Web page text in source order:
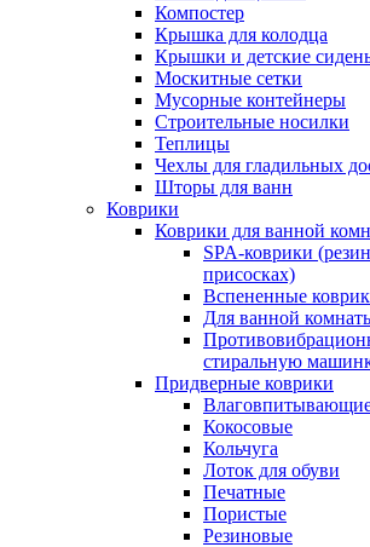
Компостер
Крышка для колодца
Крышки и детские
Москитные сетки
Мусорные контейнеры
Строительные носилки
Теплицы
Чехлы для гладильных
Шторы для ванн
Коврики
Коврики для ванной
SPA-коврики
присосках)
Вспененные
Для ванной
стиральную
Придверные коврики
Кокосовые
Кольчуга
Лоток для обуви
Печатные
Пористые
Резиновые